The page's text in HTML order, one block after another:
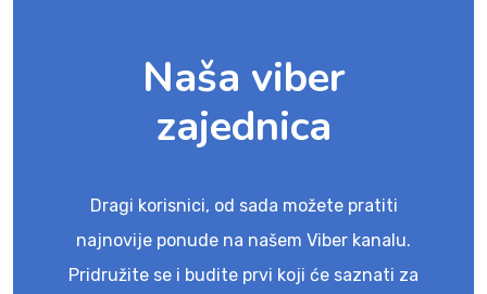
Naša viber
zajednica
Dragi korisnici, od sada možete pratiti
najnovije ponude na našem Viber kanalu.
Pridružite se i budite prvi koji će saznati za